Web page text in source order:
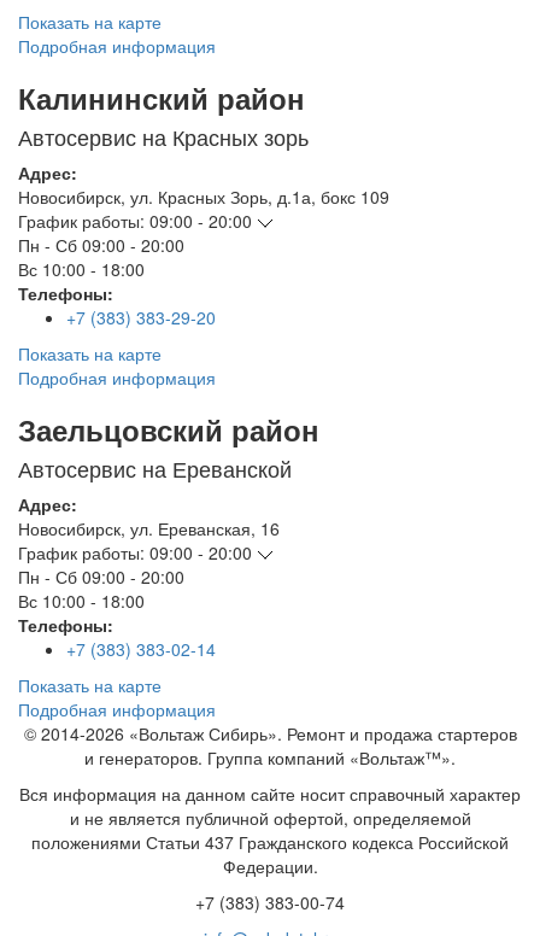
Показать на карте
Подробная информация
Калининский район
Автосервис на Красных зорь
Адрес:
Новосибирск, ул. Красных Зорь, д.1а, бокс 109
График работы: 09:00 - 20:00
Пн - Сб 09:00 - 20:00
Вс 10:00 - 18:00
Телефоны:
+7 (383) 383-29-20
Показать на карте
Подробная информация
Заельцовский район
Автосервис на Ереванской
Адрес:
Новосибирск, ул. Ереванская, 16
График работы: 09:00 - 20:00
Пн - Сб 09:00 - 20:00
Вс 10:00 - 18:00
Телефоны:
+7 (383) 383-02-14
Показать на карте
Подробная информация
© 2014-2026 «Вольтаж Сибирь». Ремонт и продажа стартеров
и генераторов. Группа компаний «Вольтаж™».
Вся информация на данном сайте носит справочный характер
и не является публичной офертой, определяемой
положениями Статьи 437 Гражданского кодекса Российской
Федерации.
+7 (383) 383-00-74